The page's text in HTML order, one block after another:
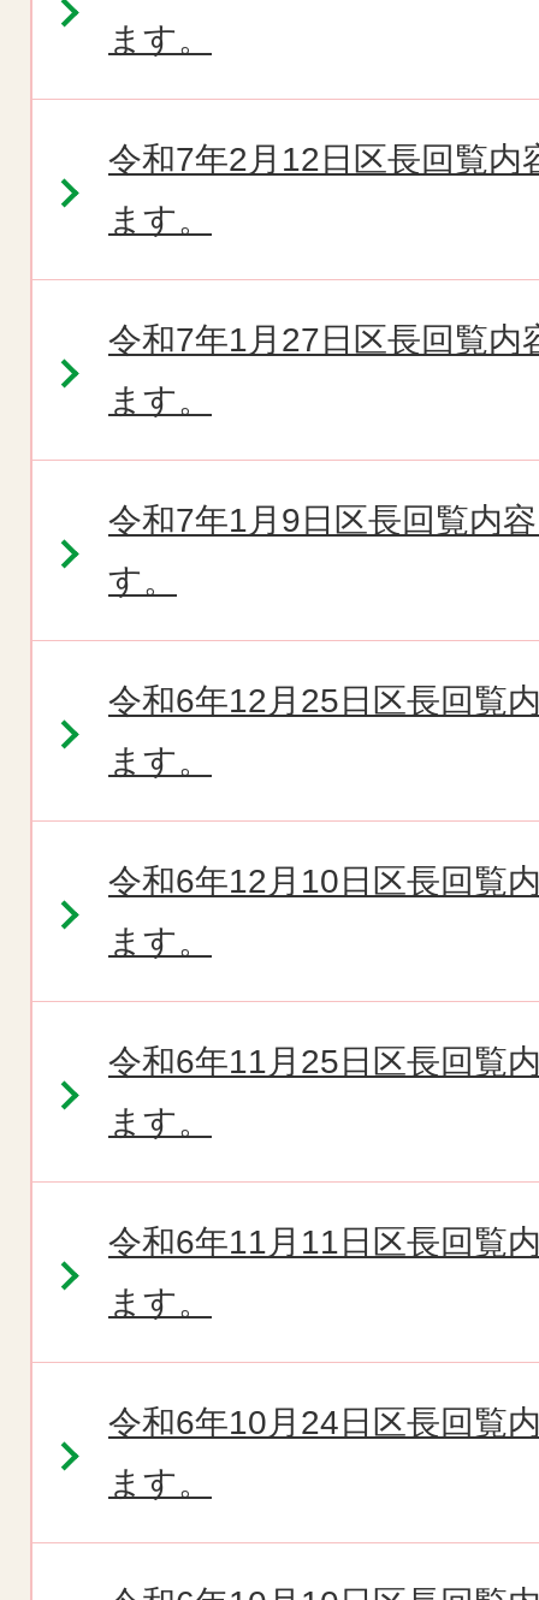
ます。
令和7年2月12日区長回覧
ます。
令和7年1月27日区長回覧
ます。
令和7年1月9日区長回覧内
す。
令和6年12月25日区長回覧
ます。
令和6年12月10日区長回覧
ます。
令和6年11月25日区長回覧
ます。
令和6年11月11日区長回覧
ます。
令和6年10月24日区長回覧
ます。